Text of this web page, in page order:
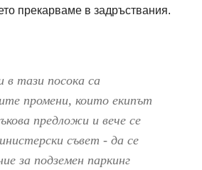
прекарваме в задръствания.
тази посока са
промени, които екипът
предложи и вече се
съвет - да се
за подземен паркинг